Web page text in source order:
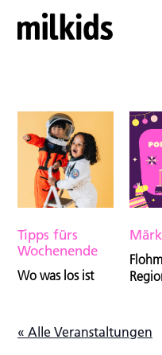
Tipps fürs
Wochenende
Wo was los ist
« Alle Veranstaltungen